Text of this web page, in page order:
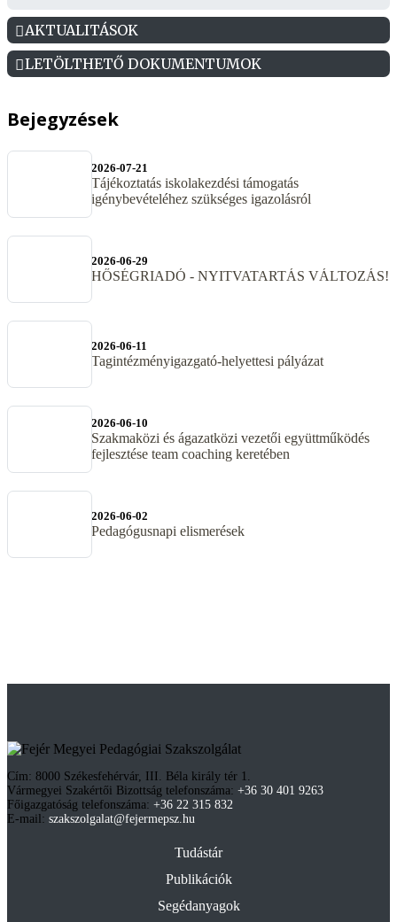
AKTUALITÁSOK
LETÖLTHETŐ DOKUMENTUMOK
Bejegyzések
2026-07-21
Tájékoztatás iskolakezdési támogatás
igénybevételéhez szükséges igazolásról
2026-06-29
HŐSÉGRIADÓ - NYITVATARTÁS VÁLTOZÁS!
2026-06-11
Tagintézményigazgató-helyettesi pályázat
2026-06-10
Szakmaközi és ágazatközi vezetői együttműködés
fejlesztése team coaching keretében
2026-06-02
Pedagógusnapi elismerések
Cím: 8000 Székesfehérvár, III. Béla király tér 1.
Vármegyei Szakértői Bizottság telefonszáma: +36 30 401 9263
Főigazgatóság telefonszáma: +36 22 315 832
E-mail: szakszolgalat@fejermepsz.hu
Tudástár
Publikációk
Segédanyagok